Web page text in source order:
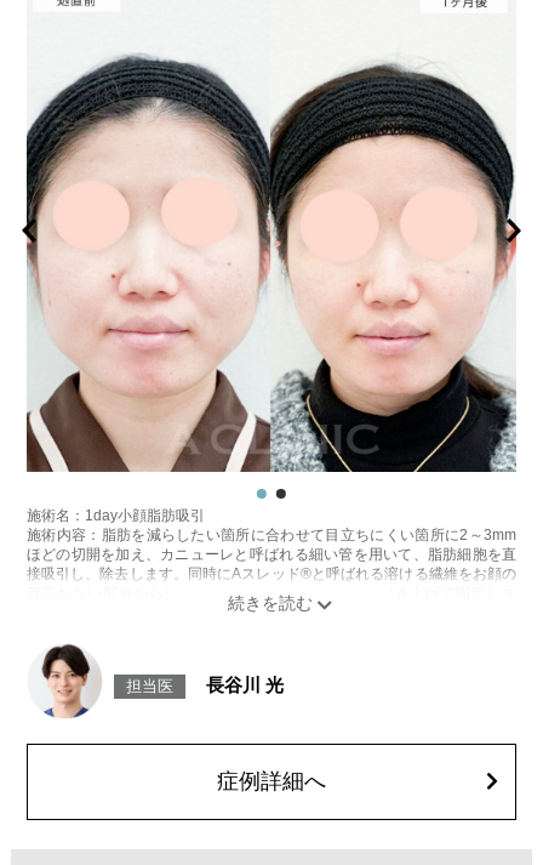
施術名：1day小顔脂肪吸引
施術内容：脂肪を減らしたい箇所に合わせて目立ちにくい箇所に2～3mm
ほどの切開を加え、カニューレと呼ばれる細い管を用いて、脂肪細胞を直
接吸引し、除去します。同時にAスレッド®と呼ばれる溶ける繊維をお顔の
目立たない部分から皮下へ挿入し、皮膚を内側から引き上げて固定しま
リスク、副作用：赤み、熱感、痛み、しびれ、むくみ、内出血、引き攣れ
感などが術後一時的に生じることがございます。また、稀に貧血、細菌感
染症、左右差、施術箇所の知覚鈍麻、ぼこつき、硬結、瘢痕化、色素沈
着、脂肪塞栓、皮膚のよれ、繊維の突出などを生じることがございます。
顔の脂肪吸引箇所の追加 1ヶ所ごと+162,800円(税込)
オプション：笑気麻酔 3,300円(税込)
担当医 長谷川 光
症例詳細へ